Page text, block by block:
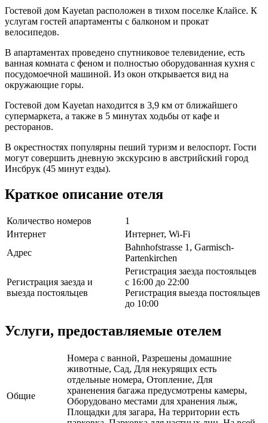
Гостевой дом Kayetan расположен в тихом поселке Клайсе. К
услугам гостей апартаменты с балконом и прокат
велосипедов.
В апартаментах проведено спутниковое телевидение, есть
ванная комната с феном и полностью оборудованная кухня с
посудомоечной машиной. Из окон открывается вид на
окружающие горы.
Гостевой дом Kayetan находится в 3,9 км от ближайшего
супермаркета, а также в 5 минутах ходьбы от кафе и
ресторанов.
В окрестностях популярны пеший туризм и велоспорт. Гости
могут совершить дневную экскурсию в австрийский город
Инсбрук (45 минут езды).
Краткое описание отеля
Количество номеров
1
Интернет
Интернет, Wi-Fi
Адрес
Bahnhofstrasse 1, Garmisch-
Partenkirchen
Регистрация заезда и
выезда постояльцев
Регистрация заезда постояльцев
с 16:00 до 22:00
Регистрация выезда постояльцев
до 10:00
Услуги, предоставляемые отелем
Общие
Номера с ванной, Разрешены домашние
животные, Сад, Для некурящих есть
отдельные номера, Отопление, Для
храненения багажа предусмотрены камеры,
Оборудовано местами для хранения лыж,
Площадки для загара, На территории есть